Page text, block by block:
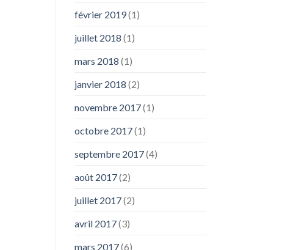
février 2019(1)
juillet 2018 (1)
mars 2018 (1)
janvier 2018 (2)
novembre 2017(1)
octobre 2017(1)
septembre 2017(4)
août 2017(2)
juillet 2017(2)
avril 2017(3)
mars 2017(6)